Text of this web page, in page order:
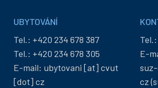
UBYTOVÁNÍ
Tel.: +420 234 678 387
Tel.: +420 234 678 305
E-mail: ubytovani [at] cvut
[dot] cz
E-
cz